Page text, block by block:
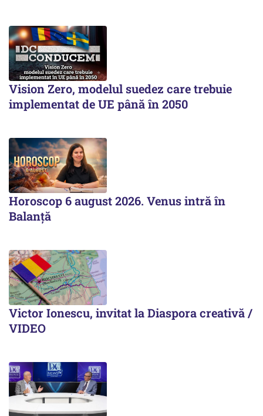
Vision Zero, modelul suedez care trebuie
implementat de UE până în 2050
Horoscop 6 august 2026. Venus intră în
Balanță
Victor Ionescu, invitat la Diaspora creativă /
VIDEO